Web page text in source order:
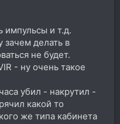
импульсы и т.д.
делать в
не будет.
- ну очень такое
убил - накрутил -
какой то
же типа кабинета